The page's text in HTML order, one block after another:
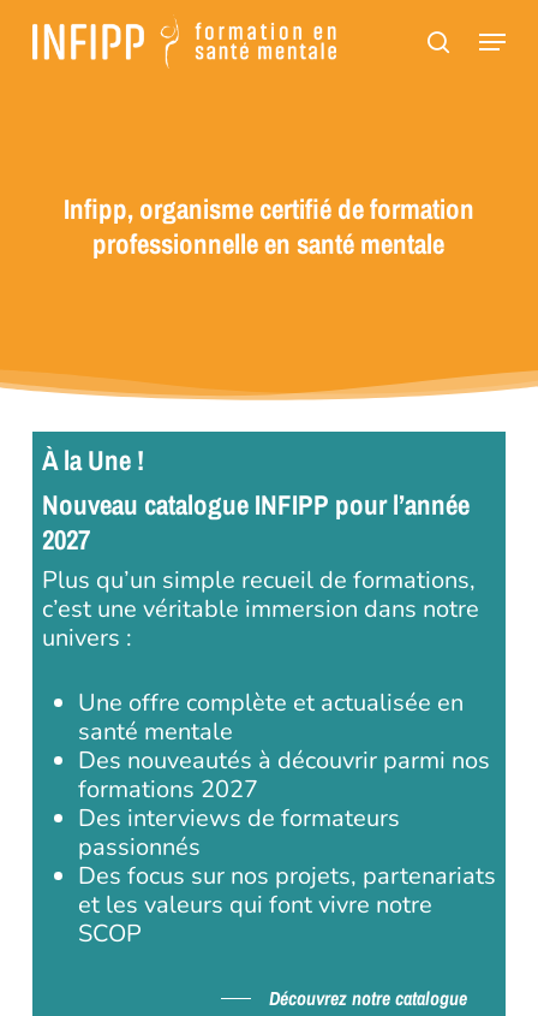
Panneau de gestion des cookies
contenu
Menu
Infipp, organisme certifié de formation
professionnelle en santé mentale
À la Une !
Nouveau catalogue INFIPP pour l’année
2027
Plus qu’un simple recueil de formations,
c’est une véritable immersion dans notre
univers :
Une offre complète et actualisée en
santé mentale
Des nouveautés à découvrir parmi nos
formations 2027
Des interviews de formateurs
passionnés
Des focus sur nos projets, partenariats
et les valeurs qui font vivre notre
SCOP
Découvrez notre catalogue